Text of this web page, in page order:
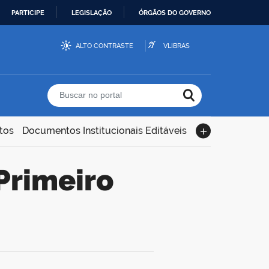
PARTICIPE LEGISLAÇÃO ÓRGÃOS DO GOVERNO
ALTO CONTRASTE VLIBRAS
Buscar no portal
Documentos Institucionais Editáveis